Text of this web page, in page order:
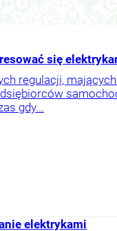
się
regulacji,
gdy...
elektrykami